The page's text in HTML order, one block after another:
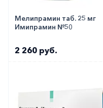
Мелипрамин таб. 25 мг
Имипрамин №50
2 260 руб.